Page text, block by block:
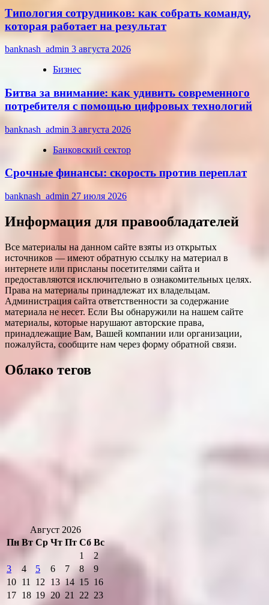
Типология сотрудников: как собрать команду,
которая работает на результат
banknash_admin 3 августа 2026
Бизнес
Битва за внимание: как удивить современного
потребителя с помощью цифровых технологий
banknash_admin 3 августа 2026
Банковский сектор
Срочные финансы: скорость против переплат
banknash_admin 27 июля 2026
Информация для правообладателей
Все материалы на данном сайте взяты из открытых
источников — имеют обратную ссылку на материал в
интернете или присланы посетителями сайта и
предоставляются исключительно в ознакомительных целях.
Права на материалы принадлежат их владельцам.
Администрация сайта ответственности за содержание
материала не несет. Если Вы обнаружили на нашем сайте
материалы, которые нарушают авторские права,
принадлежащие Вам, Вашей компании или организации,
пожалуйста, сообщите нам через форму обратной связи.
Облако тегов
Август 2026
Пн Вт Ср Чт Пт Сб Вс
1
2
3
4 5 6 7 8
9
10 11 12 13 14 15 16
17 18 19 20 21 22 23